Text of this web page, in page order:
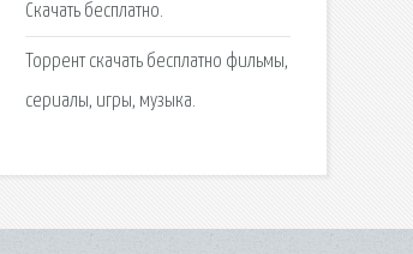
Скачать бесплатно.
Торрент скачать бесплатно фильмы,
сериалы, игры, музыка.